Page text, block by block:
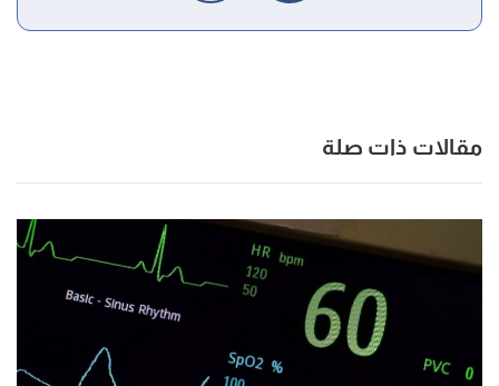
مقالات ذات صلة